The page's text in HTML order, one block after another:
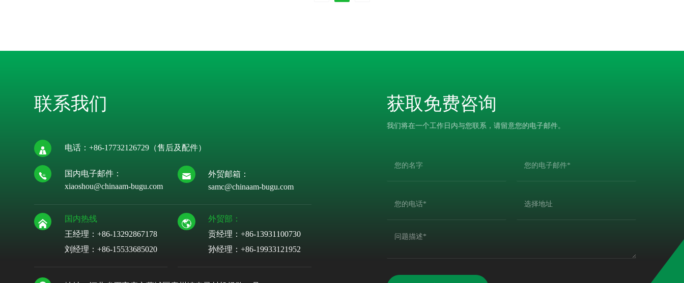
联系我们
电话：+86-17732126729 （售后及配件）
国内电子邮件：
xiaoshou@chinaam-bugu.com
外贸邮箱：
samc@chinaam-bugu.com
国内热线
王经理：+86-13292867178
刘经理：+86-15533685020
外贸部：
贡经理：+86-13931100730
孙经理：+86-19933121952
获取免费咨询
我们将在一个工作日内与您联系，请留意您的电子邮件。